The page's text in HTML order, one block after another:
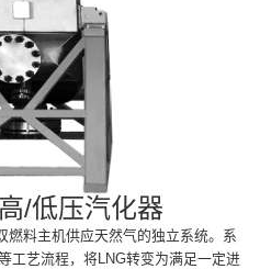
/低压汽化器
燃料主机供应天然气的独立系统。系
工艺流程，将LNG转变为满足一定进